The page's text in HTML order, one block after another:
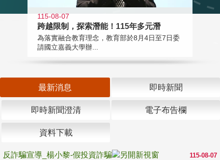
115-08-07
跨越限制，探索潛能！115年多元潛
為落實融合教育理念，教育部於8月4日至7日委
請國立嘉義大學辦...
最新消息 即時新聞
即時新聞澄清 電子布告欄
資料下載
115-08-07
反詐騙宣導_楊小黎-假投資詐騙